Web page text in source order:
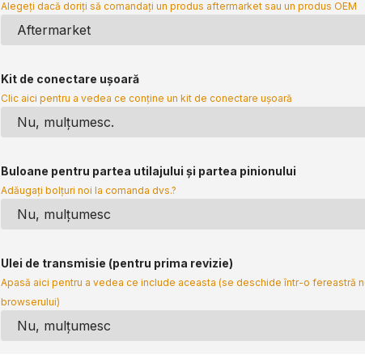
Alegeți dacă doriți să comandați un produs aftermarket sau un produs OEM
Kit de conectare ușoară
Clic aici pentru a vedea ce conține un kit de conectare ușoară
Buloane pentru partea utilajului și partea pinionului
Adăugați bolțuri noi la comanda dvs.?
Ulei de transmisie (pentru prima revizie)
Apasă aici pentru a vedea ce include aceasta (se deschide într-o fereastră
browserului)